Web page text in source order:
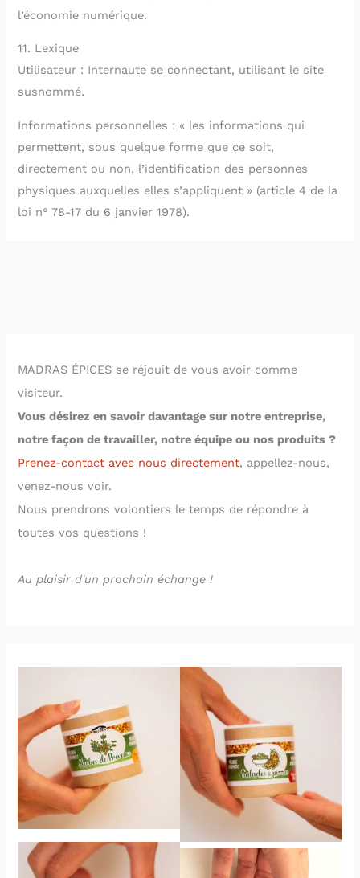
l’économie numérique.
11. Lexique
Utilisateur : Internaute se connectant, utilisant le site
susnommé.
Informations personnelles : « les informations qui
permettent, sous quelque forme que ce soit,
directement ou non, l’identification des personnes
physiques auxquelles elles s’appliquent » (article 4 de la
loi n° 78-17 du 6 janvier 1978).
MADRAS ÉPICES se réjouit de vous avoir comme
visiteur.
Vous désirez en savoir davantage sur notre entreprise,
notre façon de travailler, notre équipe ou nos produits ?
Prenez-contact avec nous directement, appellez-nous,
venez-nous voir.
Nous prendrons volontiers le temps de répondre à
toutes vos questions !
Au plaisir d'un prochain échange !